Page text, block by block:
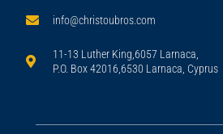
info@christoubros.com
11-13 Luther King,6057 Larnaca,
P.O. Box 42016,6530 Larnaca, Cyprus